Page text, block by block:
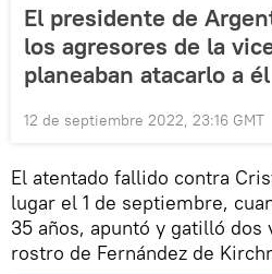
El presidente de
los agresores de la
planeaban atacarlo a él
12 de septiembre 2022, 23:16 GMT
El atentado fallido contra
lugar el 1 de septiembre,
35 años, apuntó y gatilló
rostro de Fernández de